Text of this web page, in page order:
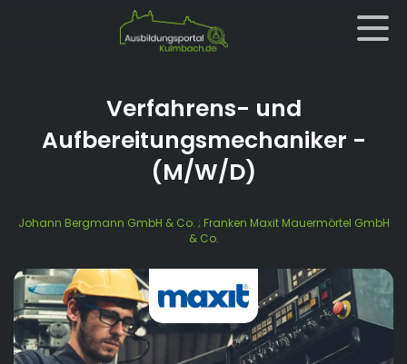
Verfahrens- und
Aufbereitungsmechaniker -
(M/W/D)
Johann Bergmann GmbH & Co. ; Franken Maxit Mauermörtel GmbH
& Co.